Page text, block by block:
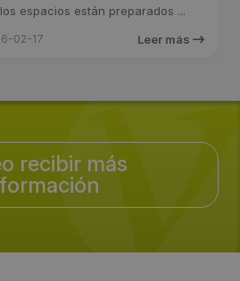
espacios están preparados ...
02-17 Leer más
recibir más